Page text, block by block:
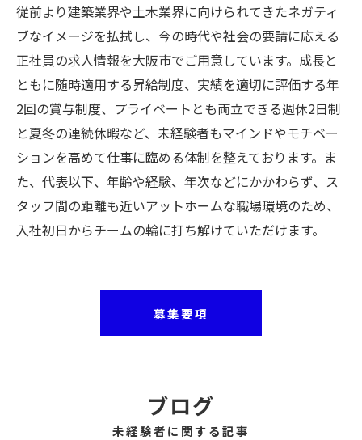
従前より建築業界や土木業界に向けられてきたネガティ
ブなイメージを払拭し、今の時代や社会の要請に応える
正社員の求人情報を大阪市でご用意しています。成長と
ともに随時適用する昇給制度、実績を適切に評価する年
2回の賞与制度、プライベートとも両立できる週休2日制
と夏冬の連続休暇など、未経験者もマインドやモチベー
ションを高めて仕事に臨める体制を整えております。ま
た、代表以下、年齢や経験、年次などにかかわらず、ス
タッフ間の距離も近いアットホームな職場環境のため、
入社初日からチームの輪に打ち解けていただけます。
募集要項
ブログ
未経験者に関する記事